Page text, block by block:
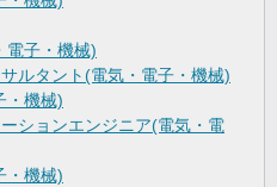
電子・機械)
ルタント(電気・電子・機械)
・機械)
ションエンジニア(電気・電
・機械)